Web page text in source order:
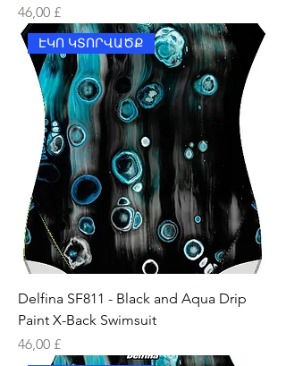
Price
46,00 £
ԷԿՈ ԿՏՈՐՎԱԾՔ
Delfina SF811 - Black and Aqua Drip
Paint X-Back Swimsuit
Price
46,00 £